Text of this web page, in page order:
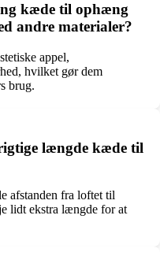
kæde til ophæng
andre materialer?
appel,
hvilket gør dem
brug.
længde kæde til
afstanden fra loftet til
lidt ekstra længde for at